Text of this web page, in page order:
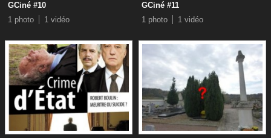
GCiné #10
1 photo
1 vidéo
GCiné #11
1 photo
1 vidéo